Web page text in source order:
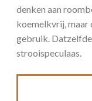
denken aan
koemelkvrij,
gebruik.
strooispeculaas.